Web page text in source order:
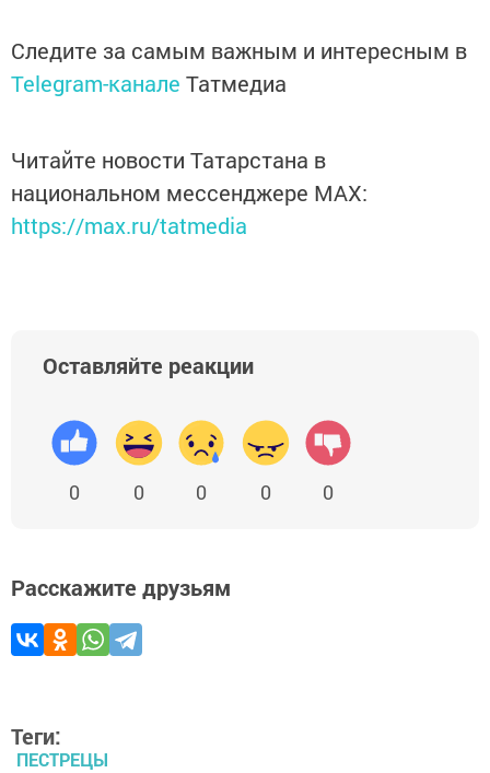
Следите за самым важным и интересным в
Telegram-канале Татмедиа
Читайте новости Татарстана в
национальном мессенджере MАХ:
https://max.ru/tatmedia
Оставляйте реакции
0 0 0 0 0
Расскажите друзьям
Теги:
ПЕСТРЕЦЫ